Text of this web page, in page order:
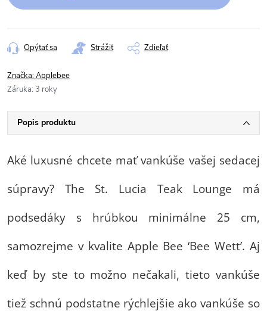
Opýtať sa Strážiť Zdieľať
Značka:Applebee
Záruka: 3 roky
Popis produktu
Aké luxusné chcete mať vankúše vašej sedacej
súpravy? The St. Lucia Teak Lounge má
podsedáky s hrúbkou minimálne 25 cm,
samozrejme v kvalite Apple Bee ‘Bee Wett’. Aj
keď by ste to možno nečakali, tieto vankúše
tiež schnú podstatne rýchlejšie ako vankúše so